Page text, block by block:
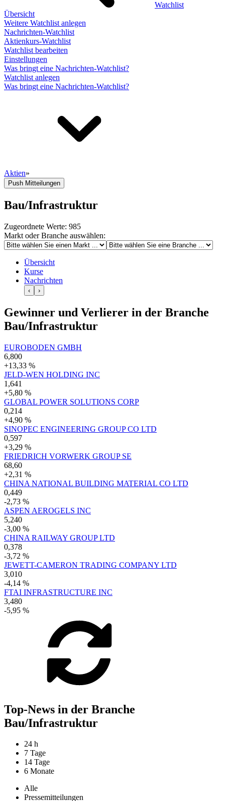
Watchlist
Übersicht
Weitere Watchlist anlegen
Nachrichten-Watchlist
Aktienkurs-Watchlist
Watchlist bearbeiten
Einstellungen
Was bringt eine Nachrichten-Watchlist?
Watchlist anlegen
Was bringt eine Nachrichten-Watchlist?
Aktien»
Push Mitteilungen
Bau/Infrastruktur
Zugeordnete Werte: 985
Markt oder Branche auswählen:
Übersicht
Kurse
Nachrichten
‹ ›
Gewinner und Verlierer in der Branche
Bau/Infrastruktur
EUROBODEN GMBH
6,800
+13,33 %
JELD-WEN HOLDING INC
1,641
+5,80 %
GLOBAL POWER SOLUTIONS CORP
0,214
+4,90 %
SINOPEC ENGINEERING GROUP CO LTD
0,597
+3,29 %
FRIEDRICH VORWERK GROUP SE
68,60
+2,31 %
CHINA NATIONAL BUILDING MATERIAL CO LTD
0,449
-2,73 %
ASPEN AEROGELS INC
5,240
-3,00 %
CHINA RAILWAY GROUP LTD
0,378
-3,72 %
JEWETT-CAMERON TRADING COMPANY LTD
3,010
-4,14 %
FTAI INFRASTRUCTURE INC
3,480
-5,95 %
Top-News in der Branche
Bau/Infrastruktur
24 h
7 Tage
14 Tage
6 Monate
Alle
Pressemitteilungen